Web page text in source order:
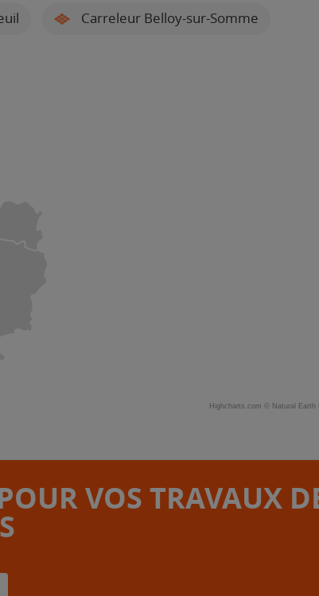
Carreleur Belloy-sur-Somme
Highcharts.com © Natural Earth
VOS TRAVAUX